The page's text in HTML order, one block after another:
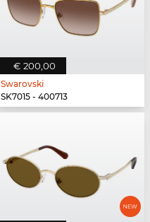
€ 200,00
Swarovski
SK7015 - 400713